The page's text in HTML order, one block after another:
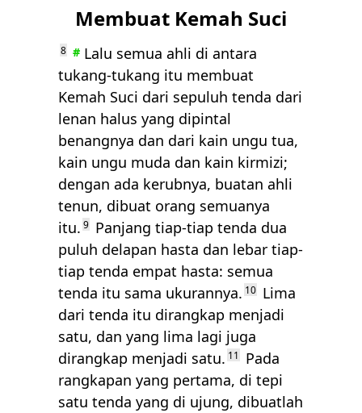
Membuat Kemah Suci
8 # Lalu semua ahli di antara
tukang-tukang itu membuat
Kemah Suci dari sepuluh tenda dari
lenan halus yang dipintal
benangnya dan dari kain ungu tua,
kain ungu muda dan kain kirmizi;
dengan ada kerubnya, buatan ahli
tenun, dibuat orang semuanya
itu. 9 Panjang tiap-tiap tenda dua
puluh delapan hasta dan lebar tiap-
tiap tenda empat hasta: semua
tenda itu sama ukurannya. 10 Lima
dari tenda itu dirangkap menjadi
satu, dan yang lima lagi juga
dirangkap menjadi satu. 11
Pada
rangkapan yang pertama, di tepi
satu tenda yang di ujung, dibuatlah